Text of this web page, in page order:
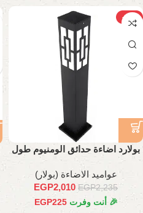
-10%
بولارد اضاءة حدائق الومنيوم طول
عواميد الاضاءة (بولار)
EGP2,235
EGP2,010
🎉 أنت وفرت EGP225